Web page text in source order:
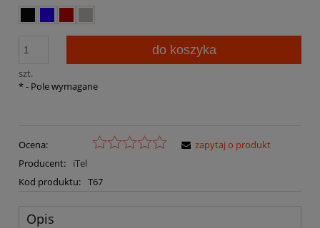
szt.
do koszyka
*- Pole wymagane
Ocena:
Producent:
iTel
Kod produktu: T67
zapytaj o produkt
Opis